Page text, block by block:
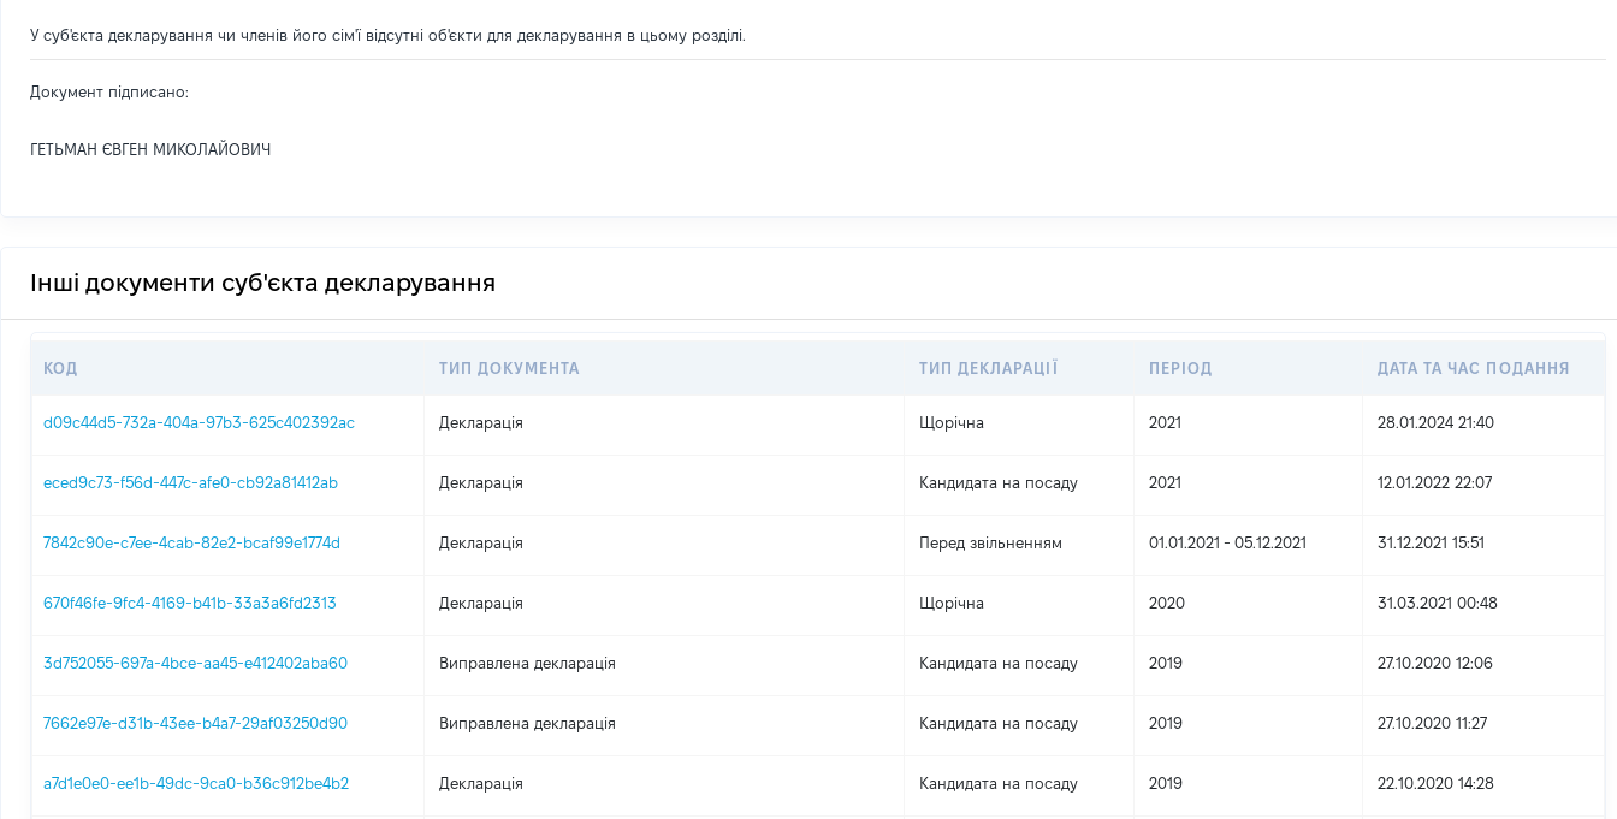
У суб'єкта декларування чи членів його сім'ї відсутні об'єкти для декларування в цьому розділі.
Документ підписано:
ГЕТЬМАН ЄВГЕН МИКОЛАЙОВИЧ
Інші документи суб'єкта декларування
КОД ТИП ДОКУМЕНТА ТИП ДЕКЛАРАЦІЇ ПЕРІОД ДАТА ТА ЧАС ПОДАННЯ
d09c44d5-732a-404a-97b3-625c402392ac Декларація Щорічна 2021 28.01.2024 21:40
eced9c73-f56d-447c-afe0-cb92a81412ab Декларація Кандидата на посаду 2021 12.01.2022 22:07
7842c90e-c7ee-4cab-82e2-bcaf99e1774d Декларація Перед звільненням 01.01.2021 - 05.12.2021 31.12.2021 15:51
670f46fe-9fc4-4169-b41b-33a3a6fd2313 Декларація Щорічна 2020 31.03.2021 00:48
3d752055-697a-4bce-aa45-e412402aba60 Виправлена декларація Кандидата на посаду 2019 27.10.2020 12:06
7662e97e-d31b-43ee-b4a7-29af03250d90 Виправлена декларація Кандидата на посаду 2019 27.10.2020 11:27
a7d1e0e0-ee1b-49dc-9ca0-b36c912be4b2 Декларація Кандидата на посаду 2019 22.10.2020 14:28